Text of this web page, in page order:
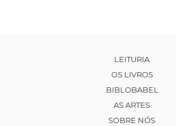
LEITURIA
OS LIVROS
BIBLOBABEL
AS ARTES
SOBRE NÓS